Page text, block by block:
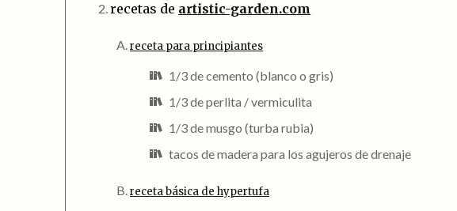
recetas de artistic-garden.com
receta para principiantes
1/3 de cemento (blanco o gris)
1/3 de perlita / vermiculita
1/3 de musgo (turba rubia)
tacos de madera para los agujeros de drenaje
receta básica de hypertufa